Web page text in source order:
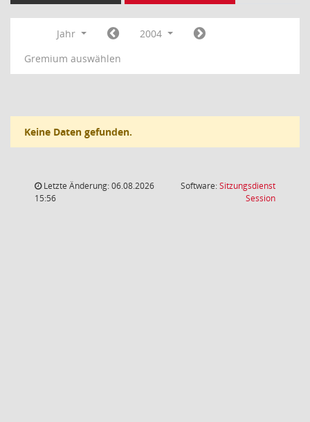
Jahr
2004
Gremium auswählen
Keine Daten gefunden.
Letzte Änderung: 06.08.2026
15:56
Software:Sitzungsdienst
Session(Wird in